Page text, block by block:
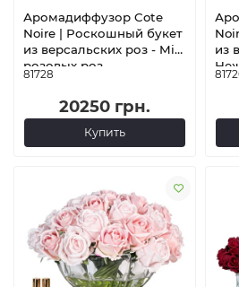
Аромадиффузор Cote
Noire | Роскошный букет
из версальских роз - Mix
розовых роз -
Серебряный значок
81728
20250 грн.
Купить
из